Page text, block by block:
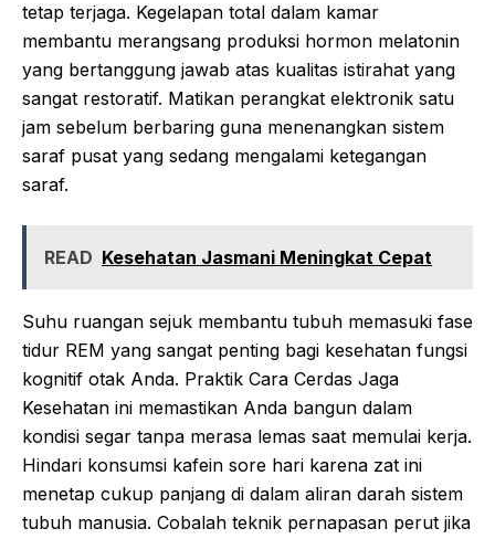
tetap terjaga. Kegelapan total dalam kamar
membantu merangsang produksi hormon melatonin
yang bertanggung jawab atas kualitas istirahat yang
sangat restoratif. Matikan perangkat elektronik satu
jam sebelum berbaring guna menenangkan sistem
saraf pusat yang sedang mengalami ketegangan
saraf.
READ Kesehatan Jasmani Meningkat Cepat
Suhu ruangan sejuk membantu tubuh memasuki fase
tidur REM yang sangat penting bagi kesehatan fungsi
kognitif otak Anda. Praktik Cara Cerdas Jaga
Kesehatan ini memastikan Anda bangun dalam
kondisi segar tanpa merasa lemas saat memulai kerja.
Hindari konsumsi kafein sore hari karena zat ini
menetap cukup panjang di dalam aliran darah sistem
tubuh manusia. Cobalah teknik pernapasan perut jika